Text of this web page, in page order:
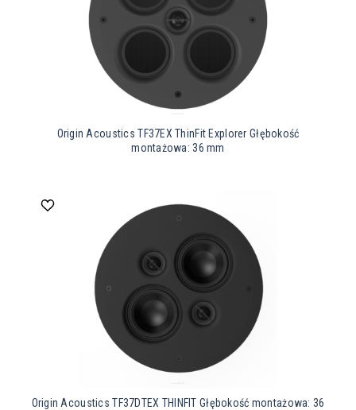
Origin Acoustics TF37EX ThinFit Explorer Głębokość
montażowa: 36 mm
Origin Acoustics TF37DTEX THINFIT Głębokość montażowa: 36